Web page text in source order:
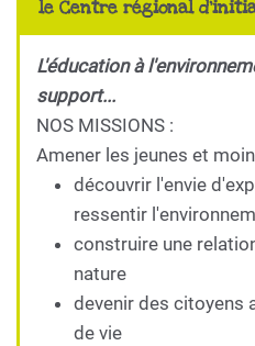
le Centre régional
L'éducation à
support...
NOS MISSIONS :
Amener les jeunes et
découvrir l'envie
ressentir
construire une
nature
devenir des citoyens
de vie